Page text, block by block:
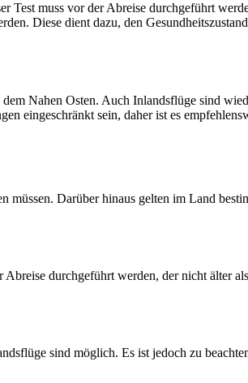
Test muss vor der Abreise durchgeführt
Diese dient dazu, den
Nahen Osten. Auch Inlandsflüge sind
eingeschränkt sein, daher ist es
müssen. Darüber hinaus gelten im Land
durchgeführt werden, der nicht älter
sind möglich. Es ist jedoch zu